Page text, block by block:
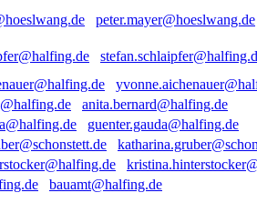
peter.mayer@hoeslwang.de
anita.bernard@halfing.de
guenter.gauda@halfing.de
bauamt@halfing.de